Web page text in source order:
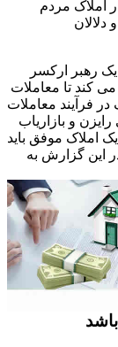
املاک مردم
دلالان
رهبر ارکسر
کند تا معاملات
فرآیند معاملات
و بازاریاب
املاک موفق باید
این گزارش به